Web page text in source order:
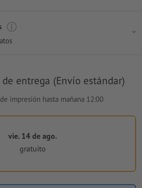
entrega (Envío estándar)
impresión hasta mañana 12:00
vie. 14 de ago.
gratuito